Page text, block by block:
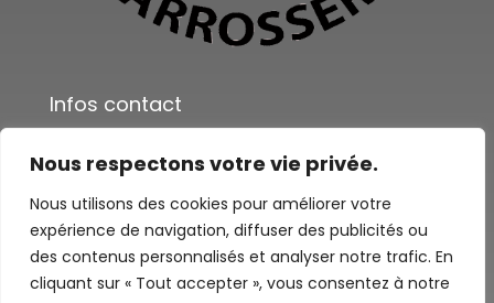
Nous respectons votre vie privée.
Nous utilisons des cookies pour améliorer votre
expérience de navigation, diffuser des publicités ou
des contenus personnalisés et analyser notre trafic. En
cliquant sur « Tout accepter », vous consentez à notre
Infos contact
Besoin d’un renseignement ou d’un rendez-vous ?
Formulaire de contact